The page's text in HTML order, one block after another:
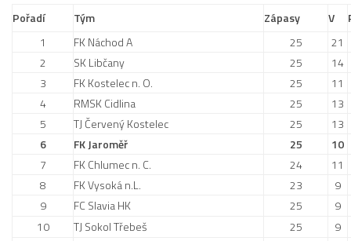
Hráči
Realizační tým
Historie
Zápasy 2024/25
2023/24
2021/22
2020/21
Pořadí Tým Zápasy V
1
FK Náchod A 25
21
2
SK Libčany 25
14
3
FK Kostelec n. O. 25
11
4
RMSK Cidlina 25
13
5
TJ Červený Kostelec 25
13
6
FK Jaroměř 25
10
7
FK Chlumec n. C. 24
11
8
FK Vysoká n.L. 23
9
9
FC Slavia HK 25
9
10
TJ Sokol Třebeš 25 9